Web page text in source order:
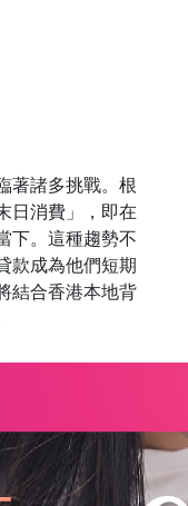
著諸多挑戰。根
日消費」，即在
下。這種趨勢不
款成為他們短期
結合香港本地背